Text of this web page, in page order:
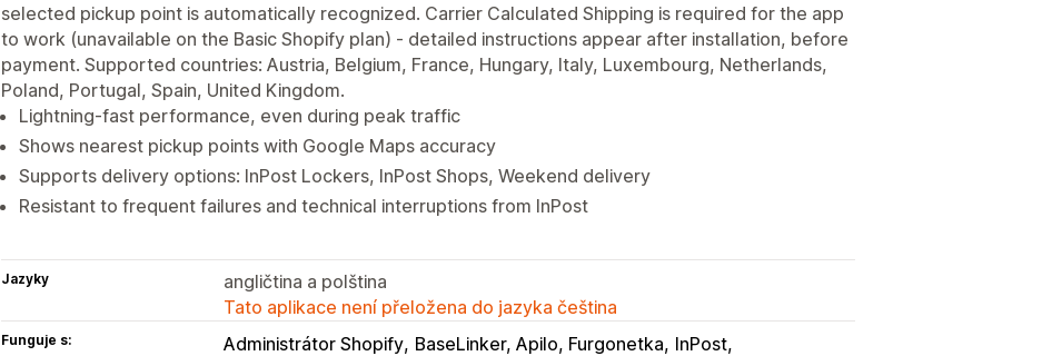
selected pickup point is automatically recognized. Carrier Calculated Shipping is required for the app
to work (unavailable on the Basic Shopify plan) - detailed instructions appear after installation, before
payment. Supported countries: Austria, Belgium, France, Hungary, Italy, Luxembourg, Netherlands,
Poland, Portugal, Spain, United Kingdom.
Lightning-fast performance, even during peak traffic
Shows nearest pickup points with Google Maps accuracy
Supports delivery options: InPost Lockers, InPost Shops, Weekend delivery
Resistant to frequent failures and technical interruptions from InPost
Jazyky
angličtina a polština
Tato aplikace není přeložena do jazyka čeština
Funguje s: Administrátor Shopify BaseLinker, Apilo, Furgonetka InPost